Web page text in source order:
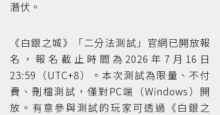
潛伏。
《白銀之城》「二分法測試」官網已開放報
名，報名截止時間為2026年7月16日
23:59（UTC+8）。本次測試為限量、不付
費、刪檔測試，僅對PC端（Windows）開
放。有意參與測試的玩家可透過《白銀之